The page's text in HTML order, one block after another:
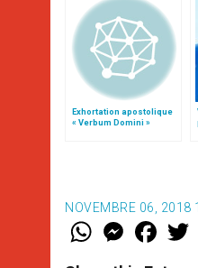
Exhortation apostolique
« Verbum Domini »
NOVEMBRE 06, 2018
W M
e
F
a